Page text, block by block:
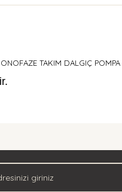
TAKIM DALGIÇ POMPA